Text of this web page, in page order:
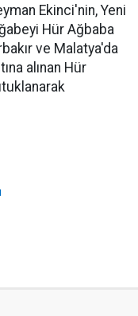
Ekinci'nin, Yeni
Hür Ağbaba
ve Malatya'da
alınan Hür